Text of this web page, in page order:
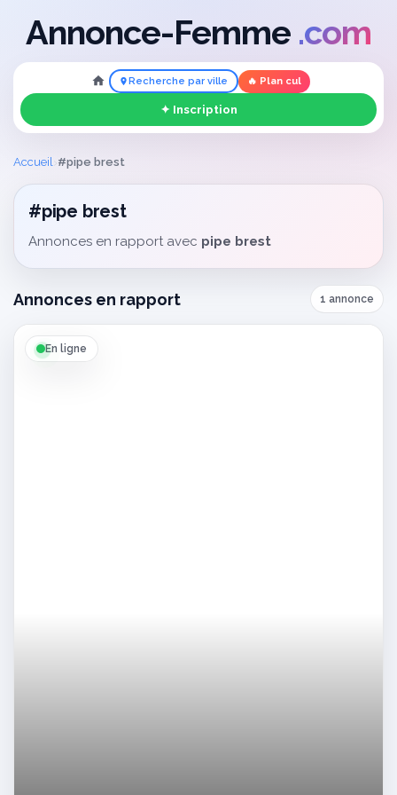
Annonce-Femme .com
Recherche par ville 🔥 Plan cul
✦ Inscription
Accueil #pipe brest
#pipe brest
Annonces en rapport avec pipe brest
Annonces en rapport 1 annonce
En ligne